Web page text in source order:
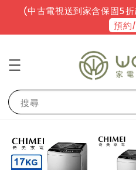
(中古電視送到家含保固5
預約
搜尋